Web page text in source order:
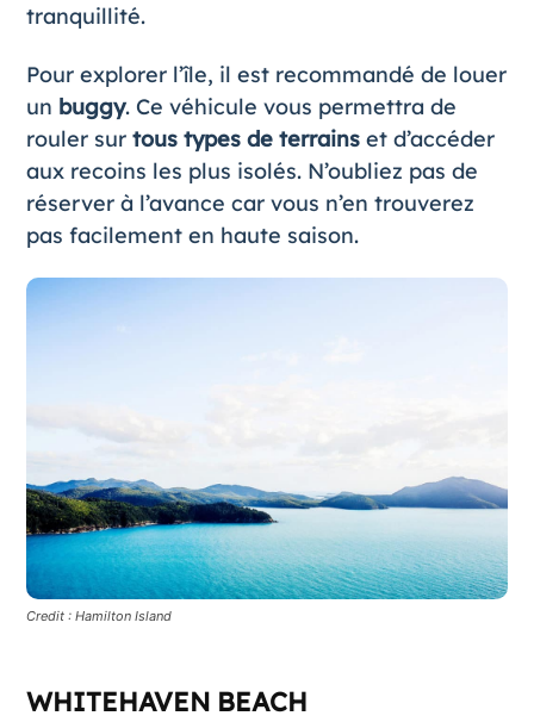
tranquillité.
Pour explorer l’île, il est recommandé de louer
un buggy. Ce véhicule vous permettra de
rouler sur tous types de terrainset d’accéder
aux recoins les plus isolés. N’oubliez pas de
réserver à l’avance car vous n’en trouverez
pas facilement en haute saison.
Credit : Hamilton Island
WHITEHAVEN BEACH